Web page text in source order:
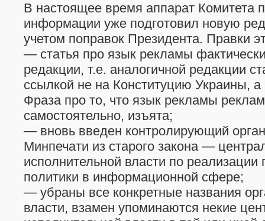
В настоящее время аппарат Комитета
информации уже подготовил новую
учетом поправок Президента. Правки
— статья про язык рекламы
редакции, т.е. аналогичной редакции
ссылкой не на Конституцию Украины, а
Фраза про то, что язык рекламы
самостоятельно, изъята;
— вновь введен контролирующий
Минпечати из старого закона —
исполнительной власти по реализации
политики в информационной сфере;
— убраны все конкретные названия
власти, взамен упоминаются некие